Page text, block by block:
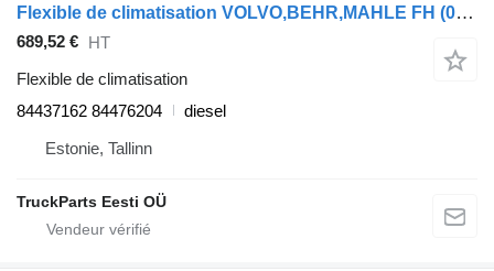
Flexible de climatisation VOLVO,BEHR,MAHLE FH (01.12-) 84437162 pour tracteur routier Volvo FH, FM, FMX-4 series (2013-)
689,52 € HT
Flexible de climatisation
84437162 84476204
diesel
Estonie, Tallinn
TruckParts Eesti OÜ